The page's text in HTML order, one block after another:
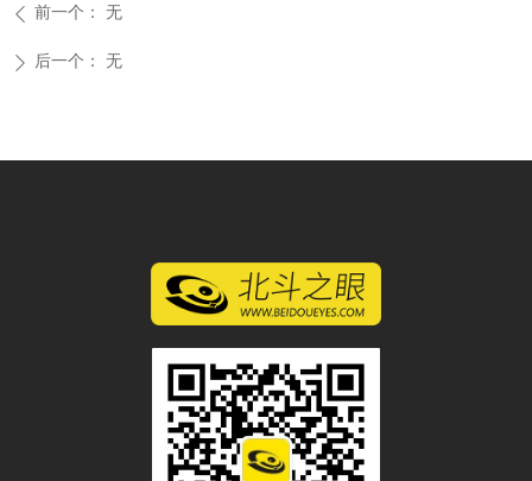
ꄴ 前一个： 无
ꄲ 后一个： 无